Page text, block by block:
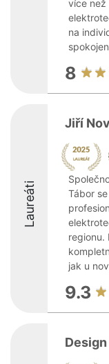
více než
na
8
Laureáti
Jiří
Tábor
regionu.
jak u
9.3